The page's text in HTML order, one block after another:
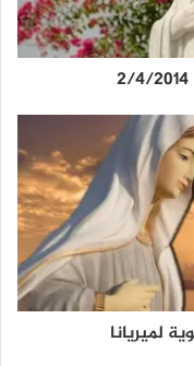
لميريانا